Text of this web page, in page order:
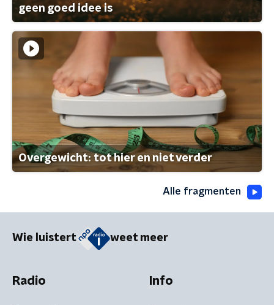
geen goed idee is
Overgewicht: tot hier en niet verder
Alle fragmenten
Wie luistert weet meer
Radio Info